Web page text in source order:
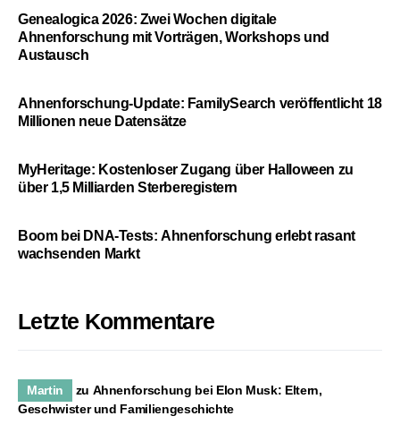
Genealogica 2026: Zwei Wochen digitale
Ahnenforschung mit Vorträgen, Workshops und
Austausch
Ahnenforschung-Update: FamilySearch veröffentlicht 18
Millionen neue Datensätze
MyHeritage: Kostenloser Zugang über Halloween zu
über 1,5 Milliarden Sterberegistern
Boom bei DNA-Tests: Ahnenforschung erlebt rasant
wachsenden Markt
Letzte Kommentare
Martin zu Ahnenforschung bei Elon Musk: Eltern,
Geschwister und Familiengeschichte